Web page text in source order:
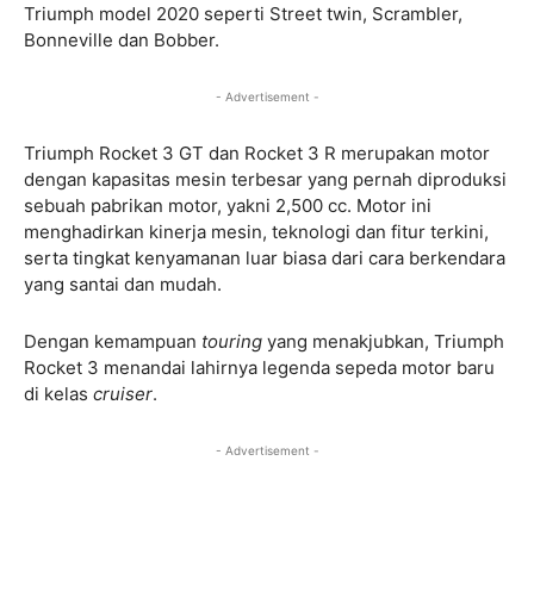
Triumph model 2020 seperti Street twin, Scrambler,
Bonneville dan Bobber.
- Advertisement -
Triumph Rocket 3 GT dan Rocket 3 R merupakan motor
dengan kapasitas mesin terbesar yang pernah diproduksi
sebuah pabrikan motor, yakni 2,500 cc. Motor ini
menghadirkan kinerja mesin, teknologi dan fitur terkini,
serta tingkat kenyamanan luar biasa dari cara berkendara
yang santai dan mudah.
Dengan kemampuan touring yang menakjubkan, Triumph
Rocket 3 menandai lahirnya legenda sepeda motor baru
di kelas cruiser.
- Advertisement -